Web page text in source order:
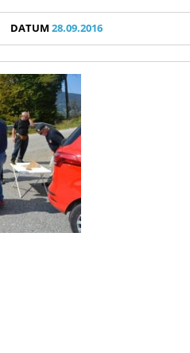
DATUM28.09.2016